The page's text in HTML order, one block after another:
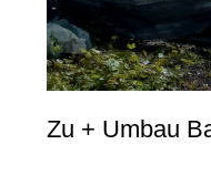
Zu + Umbau